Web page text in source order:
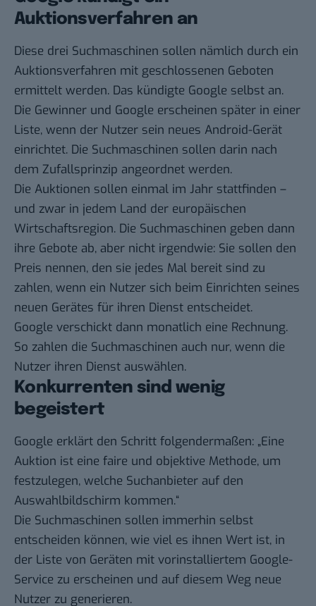
Auktionsverfahren an
Diese drei Suchmaschinen sollen nämlich durch ein
Auktionsverfahren mit geschlossenen Geboten
ermittelt werden. Das kündigte Google selbst an.
Die Gewinner und Google erscheinen später in einer
Liste, wenn der Nutzer sein neues Android-Gerät
einrichtet. Die Suchmaschinen sollen darin nach
dem Zufallsprinzip angeordnet werden.
Die Auktionen sollen einmal im Jahr stattfinden –
und zwar in jedem Land der europäischen
Wirtschaftsregion. Die Suchmaschinen geben dann
ihre Gebote ab, aber nicht irgendwie: Sie sollen den
Preis nennen, den sie jedes Mal bereit sind zu
zahlen, wenn ein Nutzer sich beim Einrichten seines
neuen Gerätes für ihren Dienst entscheidet.
Google verschickt dann monatlich eine Rechnung.
So zahlen die Suchmaschinen auch nur, wenn die
Nutzer ihren Dienst auswählen.
Konkurrenten sind wenig
begeistert
Google erklärt den Schritt folgendermaßen: „Eine
Auktion ist eine faire und objektive Methode, um
festzulegen, welche Suchanbieter auf den
Auswahlbildschirm kommen.“
Die Suchmaschinen sollen immerhin selbst
entscheiden können, wie viel es ihnen Wert ist, in
der Liste von Geräten mit vorinstalliertem Google-
Service zu erscheinen und auf diesem Weg neue
Nutzer zu generieren.